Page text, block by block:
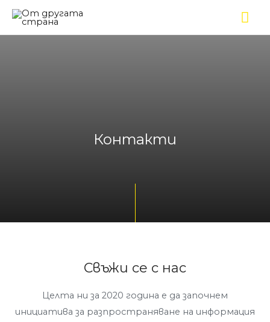
Контакти
Свъжи се с нас
Целта ни за 2020 година е да започнем
инициатива за разпространяване на информация